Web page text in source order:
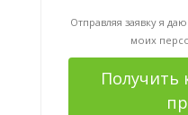
Отправляя заявку я
моих
Получить